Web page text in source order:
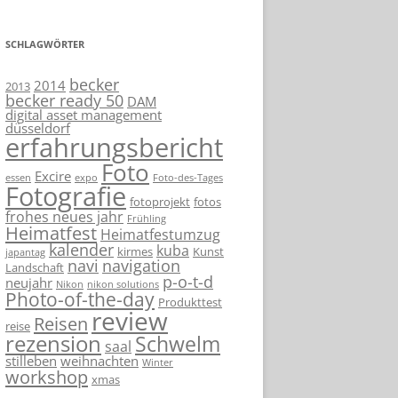
SCHLAGWÖRTER
2013 2014 becker
becker ready 50 DAM
digital asset management
düsseldorf
erfahrungsbericht
essen Excire expo Foto Foto-des-Tages
Fotografie fotoprojekt fotos
frohes neues jahr Frühling
Heimatfest Heimatfestumzug
japantag kalender kirmes kuba Kunst
Landschaft navinavigation
neujahr Nikon nikon solutions p-o-t-d
Photo-of-the-day Produkttest
reise Reisenreview
rezension saal Schwelm
stilleben weihnachten Winter
workshop xmas